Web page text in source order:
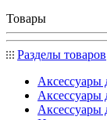
Товары
Разделы товаров
Аксессуары
Аксессуары
Аксессуары